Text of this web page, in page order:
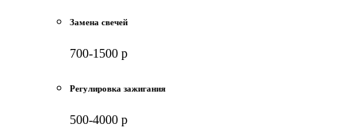
Замена свечей
700-1500 р
Регулировка зажигания
500-4000 р